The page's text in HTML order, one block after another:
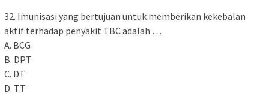
32. Imunisasi yang bertujuan untuk memberikan kekebalan
aktif terhadap penyakit TBC adalah …
A. BCG
B. DPT
C. DT
D. TT